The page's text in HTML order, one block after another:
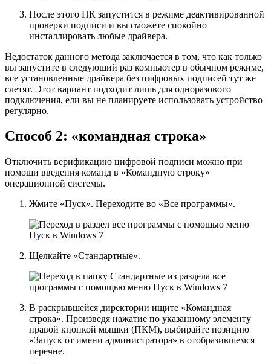
После этого ПК запустится в режиме деактивированной
проверки подписи и вы сможете спокойно
инсталлировать любые драйвера.
Недостаток данного метода заключается в том, что как только
вы запустите в следующий раз компьютер в обычном режиме,
все установленные драйвера без цифровых подписей тут же
слетят. Этот вариант подходит лишь для одноразового
подключения, ели вы не планируете использовать устройство
регулярно.
Способ 2: «командная строка»
Отключить верификацию цифровой подписи можно при
помощи введения команд в «Командную строку»
операционной системы.
Жмите «Пуск». Переходите во «Все программы».
Щелкайте «Стандартные».
В раскрывшейся директории ищите «Командная
строка». Произведя нажатие по указанному элементу
правой кнопкой мышки (ПКМ), выбирайте позицию
«Запуск от имени администратора» в отобразившемся
перечне.